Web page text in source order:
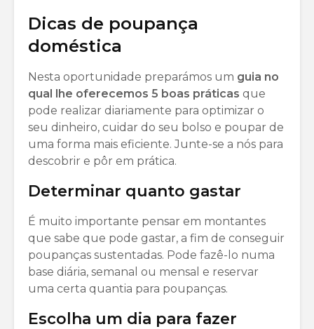
Dicas de poupança
doméstica
Nesta oportunidade preparámos um guia no
qual lhe oferecemos 5 boas práticas que
pode realizar diariamente para optimizar o
seu dinheiro, cuidar do seu bolso e poupar de
uma forma mais eficiente. Junte-se a nós para
descobrir e pôr em prática.
Determinar quanto gastar
É muito importante pensar em montantes
que sabe que pode gastar, a fim de conseguir
poupanças sustentadas. Pode fazê-lo numa
base diária, semanal ou mensal e reservar
uma certa quantia para poupanças.
Escolha um dia para fazer